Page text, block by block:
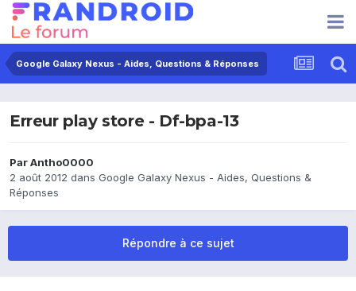
Google Galaxy Nexus - Aides, Questions & Réponses
Erreur play store - Df-bpa-13
ParAntho0000
2 août 2012 dans Google Galaxy Nexus - Aides, Questions &
Réponses
Répondre à ce sujet